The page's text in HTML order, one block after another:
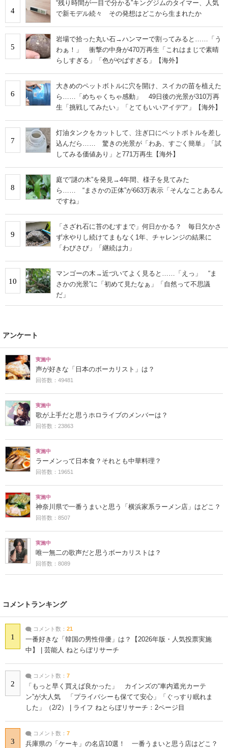
4
“残り時間が一目で分かる”キングジムのタイマー、人気
で新モデル続々 その発想はどこから生まれたか
5
岩場で拾った丸い石→ハンマーで割ってみると……「う
わぁ！」 衝撃の中身が470万再生「これはまじで素晴
らしすぎる」「色がやばすぎる」【海外】
6
大きめのペットボトルに穴を開け、スイカの苗を植えた
ら……「めちゃくちゃ感動」 49日後の光景が310万再
生「挑戦してみたい」「とてもいいアイデア」【海外】
7
灯油タンクをカットして、注ぎ口にペットボトルを差し
込んだら…… 驚きの光景が「わあ、すごく簡単」「試
してみる価値あり」と771万再生【海外】
8
庭で“謎の木”を発見→4年間、様子を見てみた
ら…… “まさかの正体”が663万表示「そんなことあるん
ですね」
9
「さざれ石に苔のむすまで」何日かかる？ 毎日欠かさ
ず水やりし続けてまもなく1年、チャレンジの結果に
「わびさび」「継続は力」
10
マンゴーの木→近づいてよく見ると……「えっ」 “ま
さかの光景”に「初めて見たなぁ」「自然って不思議
だ」
アンケート
実施中
声が好きな「日本のボーカリスト」は？
回答数：49481
実施中
歌が上手だと思うホロライブのメンバーは？
回答数：23863
実施中
ラーメンって日本食？それとも中華料理？
回答数：19651
実施中
神奈川県で一番うまいと思う「横浜家系ラーメン店」はどこ？
回答数：8507
実施中
唯一無二の歌声だと思うボーカリストは？
回答数：8089
コメントランキング
1
コメント数： 21
一番好きな「韓国の男性俳優」は？【2026年版・人気投票実施
中】 | 芸能人 ねとらぼリサーチ
2
コメント数： 7
「もっと早く買えば良かった」 カインズの“車内遮光カーテ
ン”が大人気 「プライバシーも保てて安心」「ぐっすり眠れま
した」（2/2） | ライフ ねとらぼリサーチ：2ページ目
3
コメント数： 7
兵庫県の「ケーキ」の名店10選！ 一番うまいと思う店はどこ？